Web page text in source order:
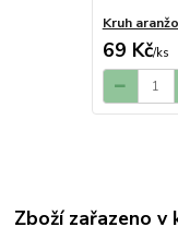
Kruh
69 Kč/ks
Zboží zařazeno v